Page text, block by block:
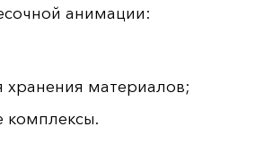
анимации:
хранения материалов;
комплексы.